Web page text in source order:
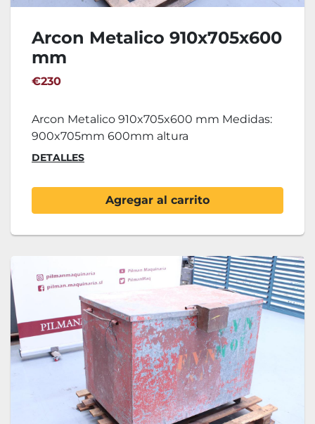
Arcon Metalico 910x705x600
mm
€230
Arcon Metalico 910x705x600 mm Medidas:
900x705mm 600mm altura
DETALLES
Agregar al carrito